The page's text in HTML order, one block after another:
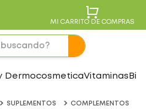
MI CARRITO DE COMPRAS
DermocosmeticaVitaminas
SUPLEMENTOS
COMPLEMENTOS